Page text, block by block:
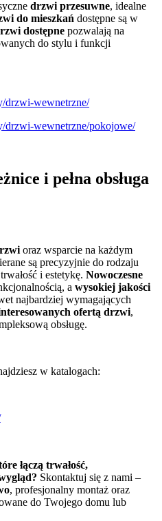
drzwi przesuwne, idealne
do mieszkań dostępne są w
dostępne pozwalają na
do stylu i funkcji
drzwi-wewnetrzne/
drzwi-wewnetrzne/pokojowe/
i pełna obsługa
oraz wsparcie na każdym
są precyzyjnie do rodzaju
i estetykę. Nowoczesne
a wysokiej jakości
najbardziej wymagających
ofertą drzwi,
obsługę.
w katalogach:
łączą trwałość,
Skontaktuj się z nami –
, profesjonalny montaż oraz
do Twojego domu lub